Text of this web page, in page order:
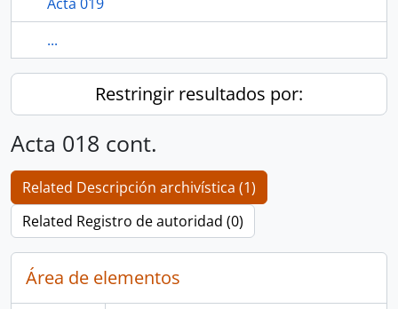
...
Restringir resultados por:
Acta 018 cont.
Related Descripción archivística (1)
Related Registro de autoridad (0)
Área de elementos